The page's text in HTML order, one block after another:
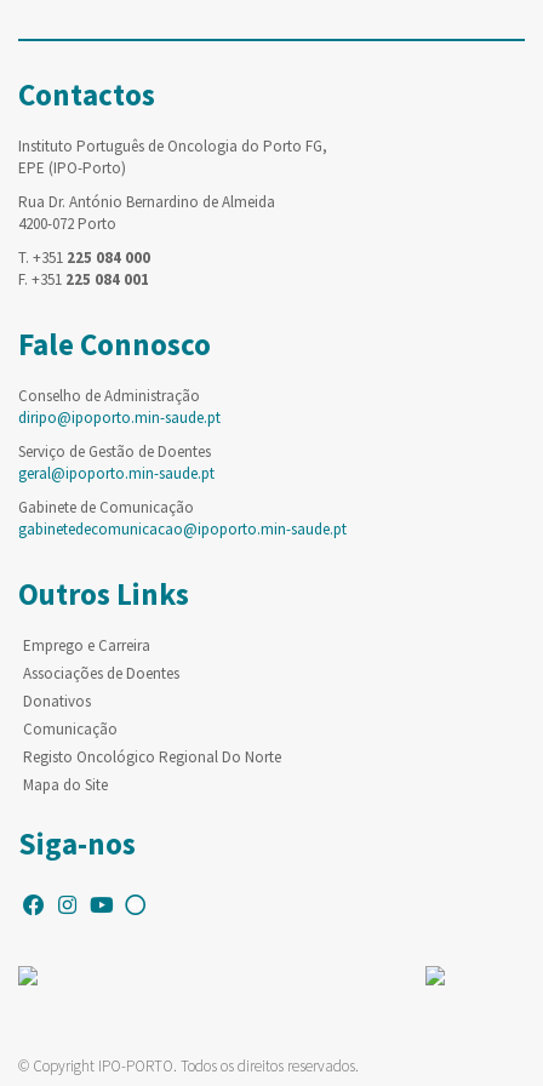
Contactos
Instituto Português de Oncologia do Porto FG,
EPE (IPO-Porto)
Rua Dr. António Bernardino de Almeida
4200-072 Porto
T. +351 225 084 000
F. +351 225 084 001
Fale Connosco
Conselho de Administração
diripo@ipoporto.min-saude.pt
Serviço de Gestão de Doentes
geral@ipoporto.min-saude.pt
Gabinete de Comunicação
gabinetedecomunicacao@ipoporto.min-saude.pt
Outros Links
Emprego e Carreira
Associações de Doentes
Donativos
Comunicação
Registo Oncológico Regional Do Norte
Mapa do Site
Siga-nos
© Copyright IPO-PORTO. Todos os direitos reservados.